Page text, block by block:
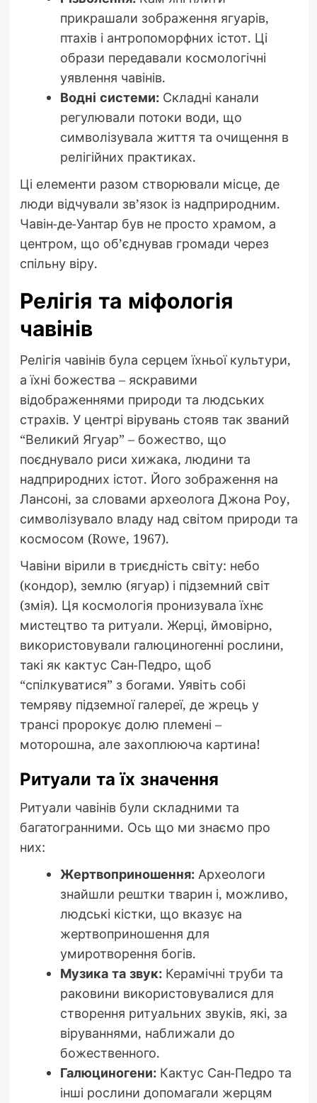
прикрашали зображення ягуарів,
птахів і антропоморфних істот. Ці
образи передавали космологічні
уявлення чавінів.
Водні системи:Складні канали
регулювали потоки води, що
символізувала життя та очищення в
релігійних практиках.
Ці елементи разом створювали місце, де
люди відчували зв’язок із надприродним.
Чавін-де-Уантар був не просто храмом, а
центром, що об’єднував громади через
спільну віру.
Релігія та міфологія
чавінів
Релігія чавінів була серцем їхньої культури,
а їхні божества – яскравими
відображеннями природи та людських
страхів. У центрі вірувань стояв так званий
“Великий Ягуар” – божество, що
поєднувало риси хижака, людини та
надприродних істот. Його зображення на
Лансоні, за словами археолога Джона Роу,
символізувало владу над світом природи та
космосом (Rowe, 1967).
Чавіни вірили в триєдність світу: небо
(кондор), землю (ягуар) і підземний світ
(змія). Ця космологія пронизувала їхнє
мистецтво та ритуали. Жерці, ймовірно,
використовували галюциногенні рослини,
такі як кактус Сан-Педро, щоб
“спілкуватися” з богами. Уявіть собі
темряву підземної галереї, де жрець у
трансі пророкує долю племені –
моторошна, але захоплююча картина!
Ритуали та їх значення
Ритуали чавінів були складними та
багатогранними. Ось що ми знаємо про
них:
Жертвоприношення:Археологи
знайшли рештки тварин і, можливо,
людські кістки, що вказує на
жертвоприношення для
умиротворення богів.
Музика та звук:Керамічні труби та
раковини використовувалися для
створення ритуальних звуків, які, за
віруваннями, наближали до
божественного.
Галюциногени:Кактус Сан-Педро та
інші рослини допомагали жерцям